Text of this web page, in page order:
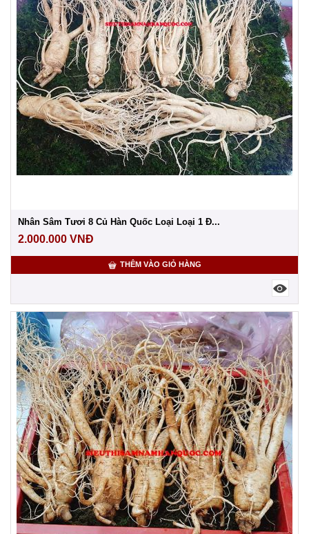
Nhân Sâm Tươi 8 Củ Hàn Quốc Loại Loại 1 Đ...
2.000.000 VNĐ
THÊM VÀO GIỎ HÀNG